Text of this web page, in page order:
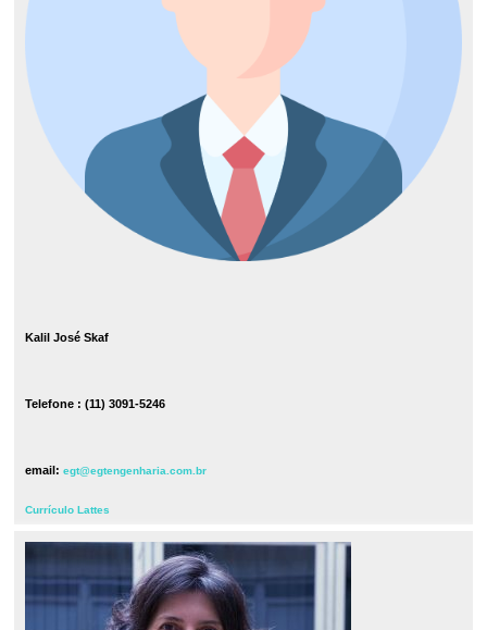
Kalil José Skaf
Telefone : (11) 3091-5246
email: egt@egtengenharia.com.br
Currículo Lattes